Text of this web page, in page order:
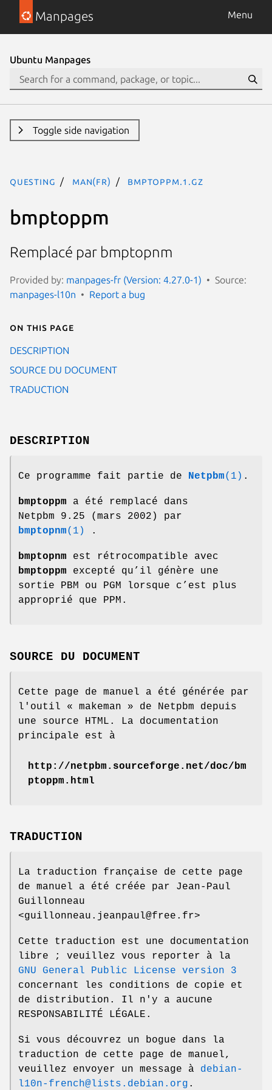
Manpages Menu
Ubuntu Manpages
Toggle side navigation
questing man(fr) bmptoppm.1.gz
bmptoppm
Remplacé par bmptopnm
Provided by: manpages-fr (Version: 4.27.0-1)
Source:
manpages-l10n
Report a bug
On this page
DESCRIPTION
SOURCE DU DOCUMENT
TRADUCTION
DESCRIPTION
Ce programme fait partie de Netpbm(1) .
bmptoppm a été remplacé dans
Netpbm 9.25 (mars 2002) par
bmptopnm(1) .
bmptopnm est rétrocompatible avec
bmptoppm excepté qu’il génère une
sortie PBM ou PGM lorsque c’est plus
approprié que PPM.
SOURCE DU DOCUMENT
Cette page de manuel a été générée par
l'outil « makeman » de Netpbm depuis
une source HTML. La documentation
principale est à
http://netpbm.sourceforge.net/doc/bm
ptoppm.html
TRADUCTION
La traduction française de cette page
de manuel a été créée par Jean-Paul
Guillonneau
<guillonneau.jeanpaul@free.fr>
Cette traduction est une documentation
libre ; veuillez vous reporter à la
GNU General Public License version 3
concernant les conditions de copie et
de distribution. Il n'y a aucune
RESPONSABILITÉ LÉGALE.
Si vous découvrez un bogue dans la
traduction de cette page de manuel,
veuillez envoyer un message à debian-
l10n-french@lists.debian.org .